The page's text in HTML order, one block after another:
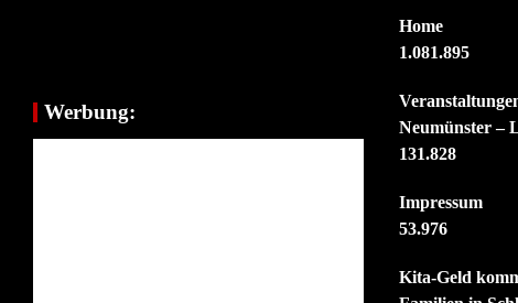
Werbung:
Home
1.081.895
Neumünster –
131.828
Impressum
53.976
Kita-Geld